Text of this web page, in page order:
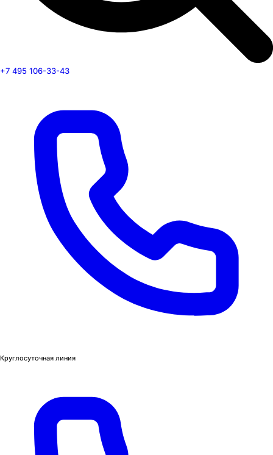
+7 495 106-33-43
Круглосуточная линия